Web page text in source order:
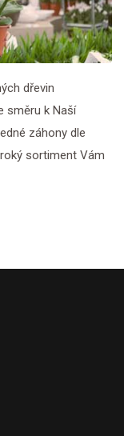
dřevin
směru k Naší
záhony dle
sortiment Vám